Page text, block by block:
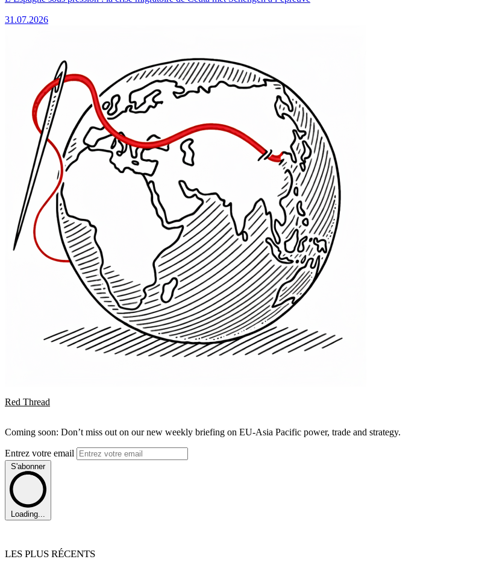
31.07.2026
Red Thread
Coming soon: Don’t miss out on our new weekly briefing on EU-Asia Pacific power, trade and strategy.
Entrez votre email
S'abonner
Loading...
LES PLUS RÉCENTS